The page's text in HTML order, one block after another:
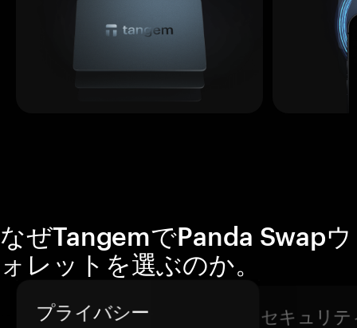
なぜTangemでPanda Swapウ
ォレットを選ぶのか。
プライバシー セキュリテ